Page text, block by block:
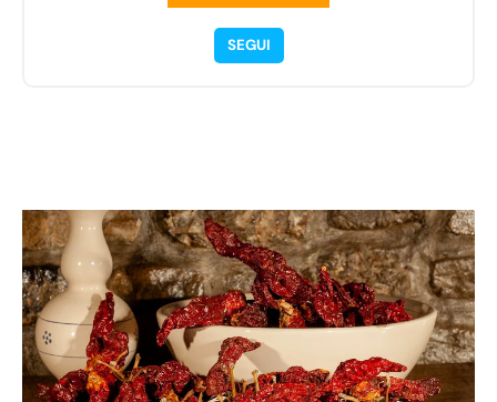
SEGUI